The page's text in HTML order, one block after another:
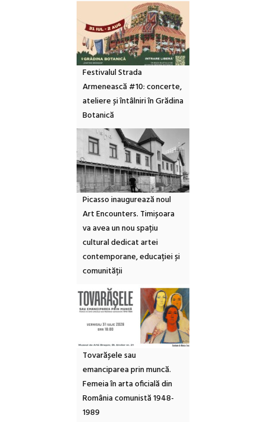
Festivalul Strada
Armenească #10: concerte,
ateliere și întâlniri în Grădina
Botanică
Picasso inaugurează noul
Art Encounters. Timișoara
va avea un nou spațiu
cultural dedicat artei
contemporane, educației și
comunității
Tovarășele sau
emanciparea prin muncă.
Femeia în arta oficială din
România comunistă 1948-
1989